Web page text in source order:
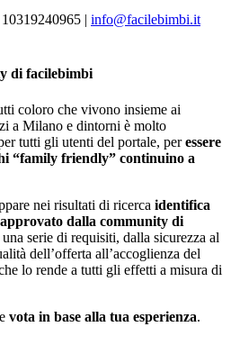
| info@facilebimbi.it
di facilebimbi
coloro che vivono insieme ai
a Milano e dintorni è molto
tutti gli utenti del portale, peressere
“family friendly” continuino a
nei risultati di ricerca identifica
dalla community di
serie di requisiti, dalla sicurezza al
dell’offerta all’accoglienza del
lo rende a tutti gli effetti a misura di
vota in base alla tua esperienza.